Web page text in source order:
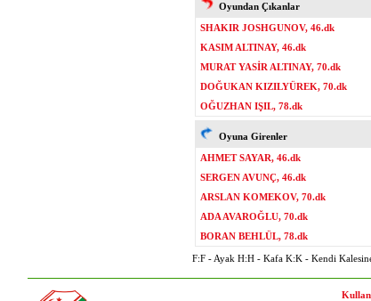
Oyundan Çıkanlar
SHAKIR JOSHGUNOV, 46.dk
KASIM ALTINAY, 46.dk
MURAT YASİR ALTINAY, 70.dk
DOĞUKAN KIZILYÜREK, 70.dk
OĞUZHAN IŞIL, 78.dk
Oyuna Girenler
AHMET SAYAR, 46.dk
SERGEN AVUNÇ, 46.dk
ARSLAN KOMEKOV, 70.dk
ADA AVAROĞLU, 70.dk
BORAN BEHLÜL, 78.dk
F:F - Ayak H:H - Kafa K:K - Kendi Kalesine